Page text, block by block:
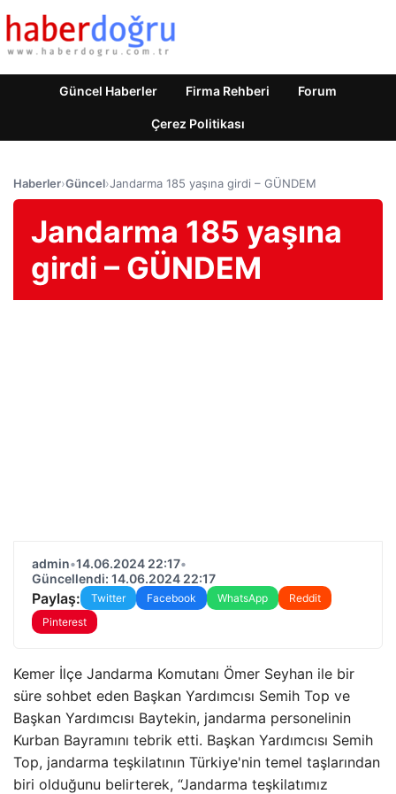
Güncel Haberler Firma Rehberi Forum
Çerez Politikası
Haberler›Güncel›Jandarma 185 yaşına girdi – GÜNDEM
Jandarma 185 yaşına
girdi – GÜNDEM
admin•14.06.2024 22:17•
Güncellendi: 14.06.2024 22:17
Paylaş: Twitter Facebook WhatsApp
Reddit
Pinterest
Kemer İlçe Jandarma Komutanı Ömer Seyhan ile bir
süre sohbet eden Başkan Yardımcısı Semih Top ve
Başkan Yardımcısı Baytekin, jandarma personelinin
Kurban Bayramını tebrik etti. Başkan Yardımcısı Semih
Top, jandarma teşkilatının Türkiye'nin temel taşlarından
biri olduğunu belirterek, “Jandarma teşkilatımız